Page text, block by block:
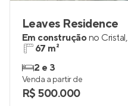
Leaves Residence
Em construçãono Cristal,
67 m²
2 e 3
Venda a partir de
R$ 500.000